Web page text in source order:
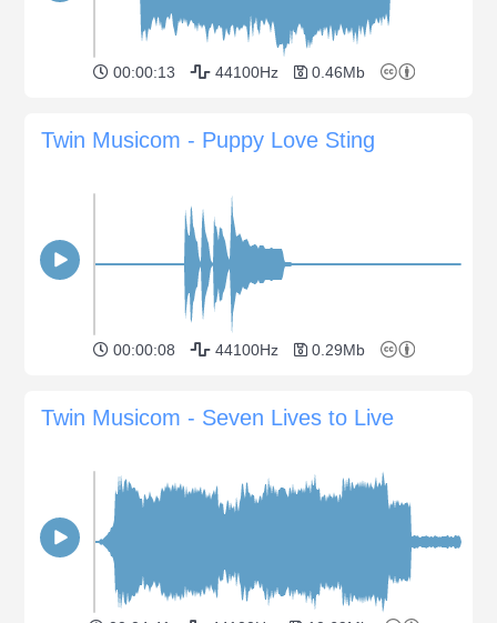
00:00:13 44100Hz 0.46Mb
Twin Musicom - Puppy Love Sting
00:00:08 44100Hz 0.29Mb
Twin Musicom - Seven Lives to Live